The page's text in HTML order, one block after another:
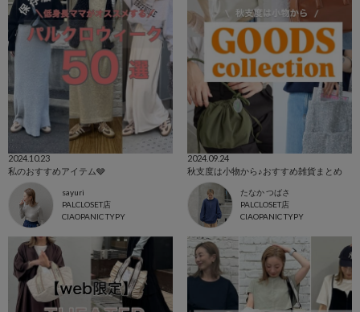
2024.10.23
私のおすすめアイテム🩶
sayuri
PALCLOSET店
CIAOPANIC TYPY
2024.09.24
秋支度は小物から♪おすすめ雑貨まとめ
たなか つばさ
PALCLOSET店
CIAOPANIC TYPY